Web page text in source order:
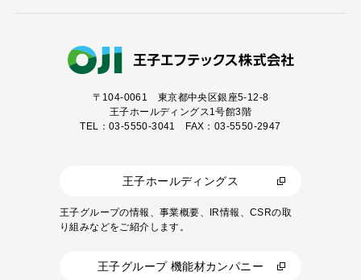
〒104-0061 東京都中央区銀座5-12-8
王子ホールディングス1号館3階
TEL：03-5550-3041 FAX：03-5550-2947
王子ホールディングス
王子グループの情報、事業概要、IR情報、CSRの取
り組みなどをご紹介します。
王子グループ 機能材カンパニー